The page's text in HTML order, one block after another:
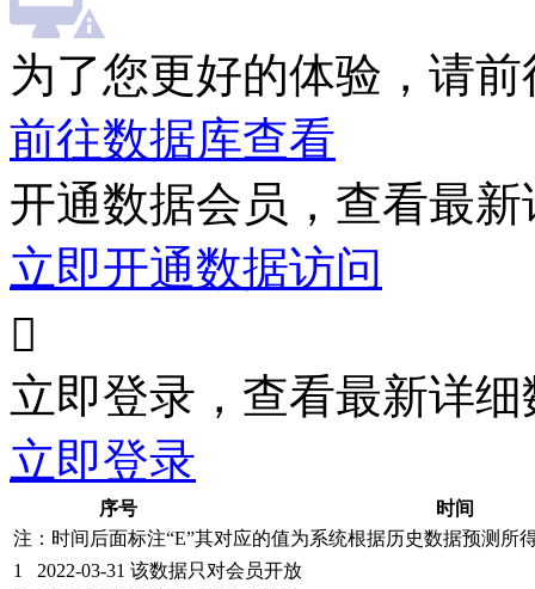
为了您更好的体验，请
前往数据库查看
开通数据会员，查看最
立即开通数据访问

立即登录，查看最新详细
立即登录
序号
时间
注：时间后面标注“E”其对应的值为系统根据历史数据预测所
1
2022-03-31 该数据只对会员开放